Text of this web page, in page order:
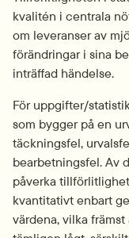
kvalitén i centrala
om leveranser av
förändringar i sina
inträffad händelse.
För uppgifter/
som bygger på en
täckningsfel,
bearbetningsfel. Av
påverka
kvantitativt enbart
värdena, vilka